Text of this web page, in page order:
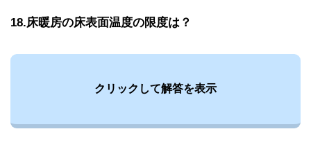
18.床暖房の床表面温度の限度は？
クリックして解答を表示